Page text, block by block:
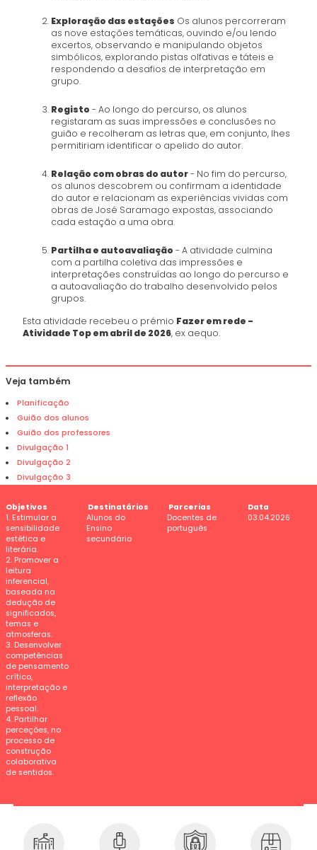
Exploração das estações Os alunos percorreram
as nove estações temáticas, ouvindo e/ou lendo
excertos, observando e manipulando objetos
simbólicos, explorando pistas olfativas e táteis e
respondendo a desafios de interpretação em
grupo.
Registo - Ao longo do percurso, os alunos
registaram as suas impressões e conclusões no
guião e recolheram as letras que, em conjunto, lhes
permitiriam identificar o apelido do autor.
Relação com obras do autor- No fim do percurso,
os alunos descobrem ou confirmam a identidade
do autor e relacionam as experiências vividas com
obras de José Saramago expostas, associando
cada estação a uma obra.
Partilha e autoavaliação - A atividade culmina
com a partilha coletiva das impressões e
interpretações construídas ao longo do percurso e
a autoavaliação do trabalho desenvolvido pelos
grupos.
Esta atividade recebeu o prémio Fazer em rede -
Atividade Top em abril de 2026, ex aequo.
Veja também
Planificação
Guião dos alunos
Guião dos professores
Divulgação 1
Divulgação 2
Divulgação 3
Objetivos
1. Estimular a
sensibilidade
estética e
literária.
2. Promover a
leitura
inferencial,
baseada na
dedução de
significados,
temas e
atmosferas.
3. Desenvolver
competências
de pensamento
crítico,
interpretação e
reflexão
pessoal.
4. Partilhar
perceções, no
processo de
construção
colaborativa
de sentidos.
Destinatários
Alunos do
Ensino
secundário
Parcerias
Docentes de
português
Data
03.04.2026